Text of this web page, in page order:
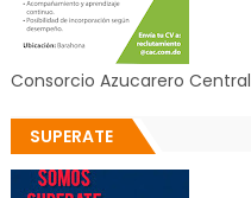
Consorcio Azucarero Central
SUPERATE